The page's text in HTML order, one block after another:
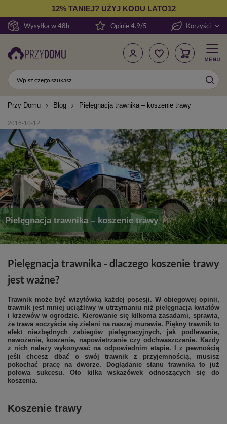
Wysyłka w 48h
12% TANIEJ? UŻYJ KODU LATO12
Opinie 4.9/5 Korzyści
Przy Domu Blog Pielęgnacja trawnika – koszenie trawy
2016-10-12
Pielęgnacja trawnika – koszenie trawy
Pielęgnacja trawnika - dlaczego koszenie trawy
jest ważne?
Trawnik może być wizytówką każdej posesji. W obiegowej opinii,
trawnik jest mniej uciążliwy w utrzymaniu niż pielęgnacja kwiatów
i krzewów w ogrodzie. Kierowanie się kilkoma zasadami, sprawia,
że trawa soczyście się zieleni na naszej murawie. Piękny trawnik to
efekt niezbędnych zabiegów pielęgnacyjnych, jak podlewanie,
nawożenie, koszenie, napowietrzanie czy odchwaszczanie. Każdy
z nich należy wykonywać na odpowiednim etapie. I z pewnością
jeśli chcesz dbać o swój trawnik z przyjemnością, musisz
pokochać pracę na dworze. Doglądanie stanu trawnika to już
połowa sukcesu. Oto kilka wskazówek odnoszących się do
koszenia.
Koszenie trawy